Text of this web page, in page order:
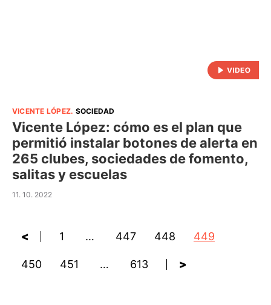
VICENTE LÓPEZ. SOCIEDAD
Vicente López: cómo es el plan que
permitió instalar botones de alerta en
265 clubes, sociedades de fomento,
salitas y escuelas
11. 10. 2022
< 1 … 447 448 449
450 451 … 613 >